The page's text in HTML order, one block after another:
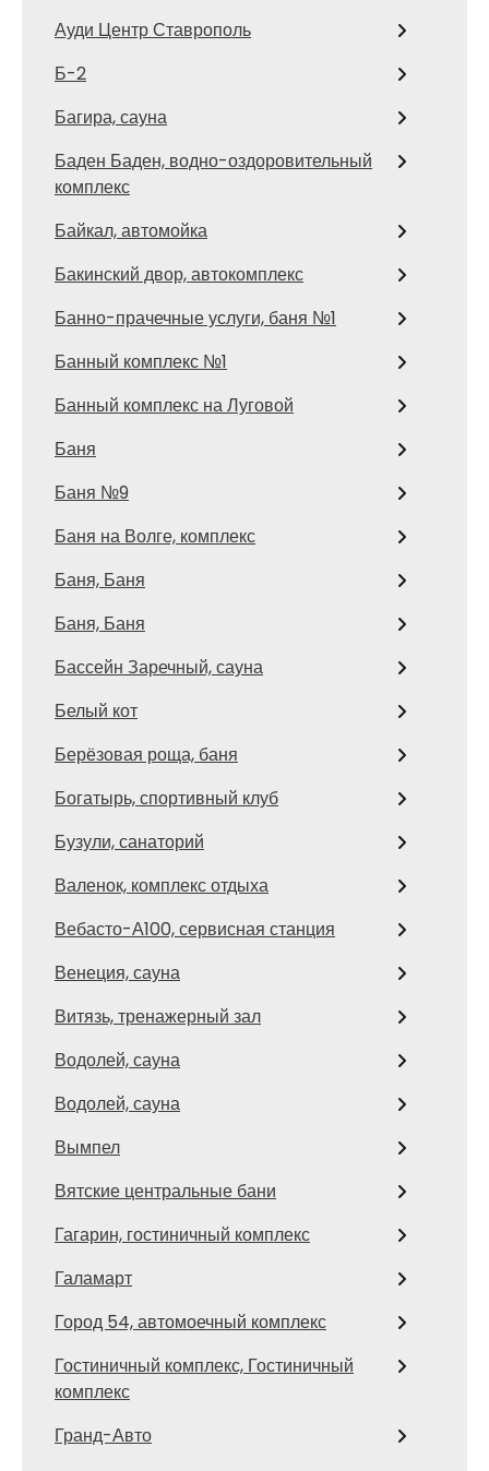
Ауди Центр Ставрополь
Б-2
Багира, сауна
Баден Баден, водно-оздоровительный
комплекс
Байкал, автомойка
Бакинский двор, автокомплекс
Банно-прачечные услуги, баня №1
Банный комплекс №1
Банный комплекс на Луговой
Баня
Баня №9
Баня на Волге, комплекс
Баня, Баня
Баня, Баня
Бассейн Заречный, сауна
Белый кот
Берёзовая роща, баня
Богатырь, спортивный клуб
Бузули, санаторий
Валенок, комплекс отдыха
Вебасто-А100, сервисная станция
Венеция, сауна
Витязь, тренажерный зал
Водолей, сауна
Водолей, сауна
Вымпел
Вятские центральные бани
Гагарин, гостиничный комплекс
Галамарт
Город 54, автомоечный комплекс
Гостиничный комплекс, Гостиничный
комплекс
Гранд-Авто